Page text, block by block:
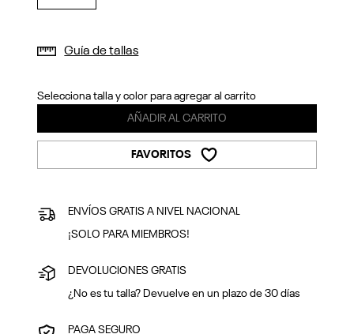
Guía de tallas
Selecciona talla y color para agregar al carrito
AÑADIR AL CARRITO
FAVORITOS
ENVÍOS GRATIS A NIVEL NACIONAL
¡SOLO PARA MIEMBROS!
DEVOLUCIONES GRATIS
¿No es tu talla? Devuelve en un plazo de 30 días
PAGA SEGURO